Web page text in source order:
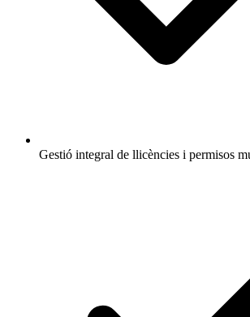
Gestió integral de llicències i permisos